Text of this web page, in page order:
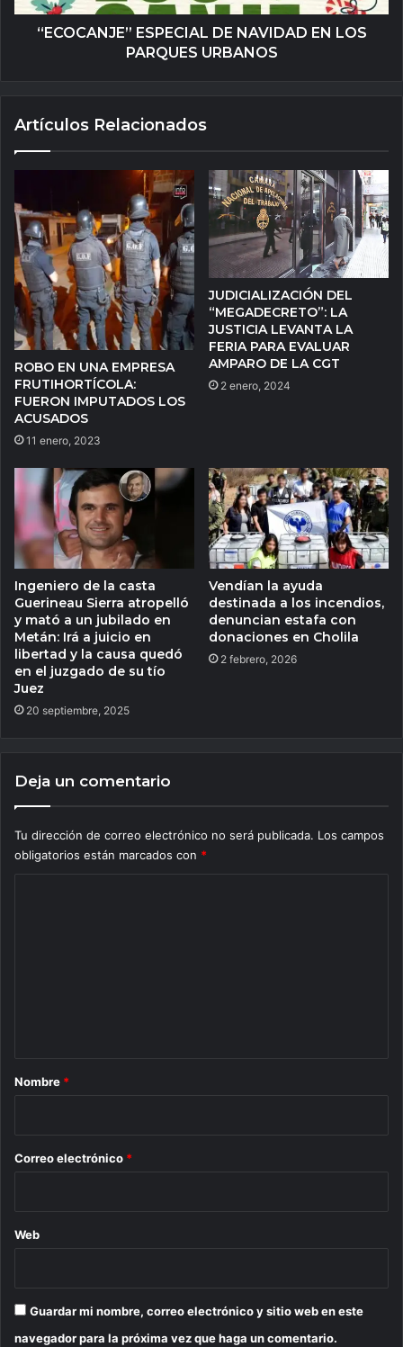
“ECOCANJE” ESPECIAL DE NAVIDAD EN LOS
PARQUES URBANOS
Artículos Relacionados
ROBO EN UNA EMPRESA
FRUTIHORTÍCOLA:
FUERON IMPUTADOS LOS
ACUSADOS
11 enero, 2023
JUDICIALIZACIÓN DEL
“MEGADECRETO”: LA
JUSTICIA LEVANTA LA
FERIA PARA EVALUAR
AMPARO DE LA CGT
2 enero, 2024
Ingeniero de la casta
Guerineau Sierra atropelló
y mató a un jubilado en
Metán: Irá a juicio en
libertad y la causa quedó
en el juzgado de su tío
Juez
20 septiembre, 2025
Vendían la ayuda
destinada a los incendios,
denuncian estafa con
donaciones en Cholila
2 febrero, 2026
Deja un comentario
Tu dirección de correo electrónico no será publicada. Los campos
obligatorios están marcados con *
r
*
Nombre *
Correo electrónico *
Web
Guardar mi nombre, correo electrónico y sitio web en este
navegador para la próxima vez que haga un comentario.